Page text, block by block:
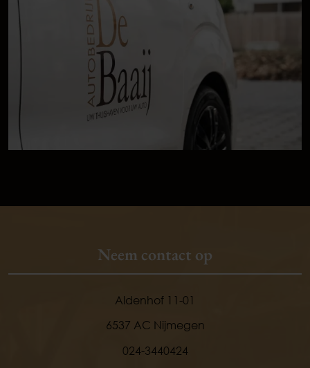
Neem contact op
Aldenhof 11-01
6537 AC Nijmegen
024-3440424